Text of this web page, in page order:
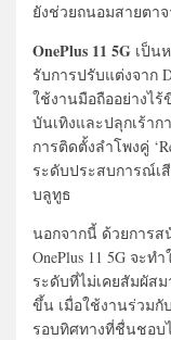
ยังช่วยถนอมสายตาจ
OnePlus 11 5G เป็น
รับการปรับแต่งจาก
ใช้งานมือถืออย่างไ
บันเทิงและปลุกเร้า
การติดตั้งลำโพงคู่
ระดับประสบการณ์เ
บลูทูธ
นอกจากนี้ ด้วยการส
OnePlus 11 5G จะ
ระดับที่ไม่เคยสัมผัส
ขึ้น เมื่อใช้งานร่วมกั
รอบทิศทางที่ชื่นชอบ